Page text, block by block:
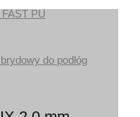
PU
do podłóg